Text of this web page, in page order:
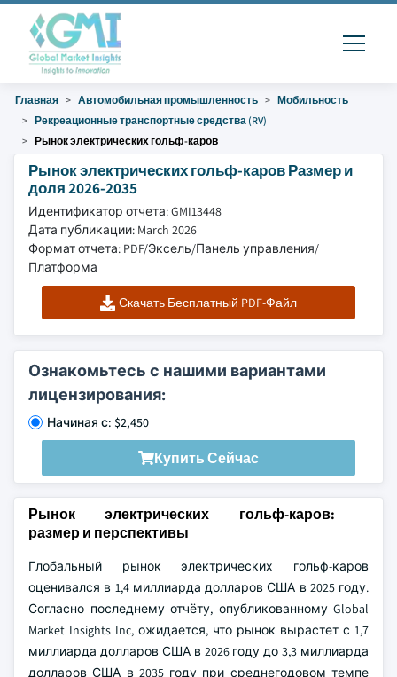
Главная Автомобильная промышленность
Мобильность
Рекреационные транспортные средства (RV)
Рынок электрических гольф-каров
Рынок электрических гольф-каров Размер и
доля 2026-2035
Идентификатор отчета: GMI13448
Дата публикации: March 2026
Формат отчета: PDF/Эксель/Панель управления/
Платформа
Скачать Бесплатный PDF-Файл
Ознакомьтесь с нашими вариантами
лицензирования:
Начиная с: $2,450
Купить Сейчас
Рынок электрических гольф-каров:
размер и перспективы
Глобальный рынок электрических гольф-каров
оценивался в 1,4 миллиарда долларов США в 2025 году.
Согласно последнему отчёту, опубликованному Global
Market Insights Inc, ожидается, что рынок вырастет с 1,7
миллиарда долларов США в 2026 году до 3,3 миллиарда
долларов США в 2035 году при среднегодовом темпе